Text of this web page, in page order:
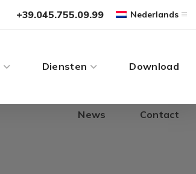
+39.045.755.09.99 Nederlands
Diensten Download
News Contact
News Contact